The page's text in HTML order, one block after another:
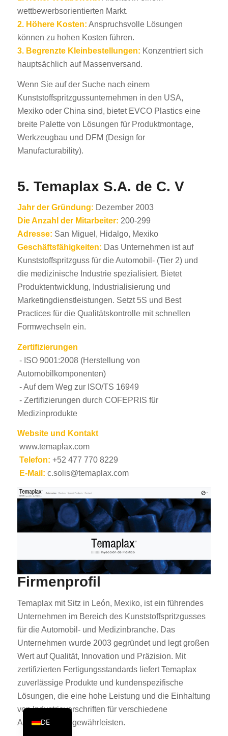
wettbewerbsorientierten Markt.
2. Höhere Kosten: Anspruchsvolle Lösungen
können zu hohen Kosten führen.
3. Begrenzte Kleinbestellungen: Konzentriert sich
hauptsächlich auf Massenversand.
Wenn Sie auf der Suche nach einem
Kunststoffspritzgussunternehmen in den USA,
Mexiko oder China sind, bietet EVCO Plastics eine
breite Palette von Lösungen für Produktmontage,
Werkzeugbau und DFM (Design for
Manufacturability).
5. Temaplax S.A. de C. V
Jahr der Gründung: Dezember 2003
Die Anzahl der Mitarbeiter: 200-299
Adresse: San Miguel, Hidalgo, Mexiko
Geschäftsfähigkeiten: Das Unternehmen ist auf
Kunststoffspritzguss für die Automobil- (Tier 2) und
die medizinische Industrie spezialisiert. Bietet
Produktentwicklung, Industrialisierung und
Marketingdienstleistungen. Setzt 5S und Best
Practices für die Qualitätskontrolle mit schnellen
Formwechseln ein.
Zertifizierungen
- ISO 9001:2008 (Herstellung von
Automobilkomponenten)
- Auf dem Weg zur ISO/TS 16949
- Zertifizierungen durch COFEPRIS für
Medizinprodukte
Website und Kontakt
www.temaplax.com
Telefon: +52 477 770 8229
E-Mail: c.solis@temaplax.com
Firmenprofil
Temaplax mit Sitz in León, Mexiko, ist ein führendes
Unternehmen im Bereich des Kunststoffspritzgusses
für die Automobil- und Medizinbranche. Das
Unternehmen wurde 2003 gegründet und legt großen
Wert auf Qualität, Innovation und Präzision. Mit
zertifizierten Fertigungsstandards liefert Temaplax
zuverlässige Produkte und kundenspezifische
Lösungen, die eine hohe Leistung und die Einhaltung
von Industrievorschriften für verschiedene
Anwendungen gewährleisten.
DE
EN
IT
FR
RU
NL
PL
TR
AR
ES
PT
CS
FI
EL
SV
HU
RO
ES_MX